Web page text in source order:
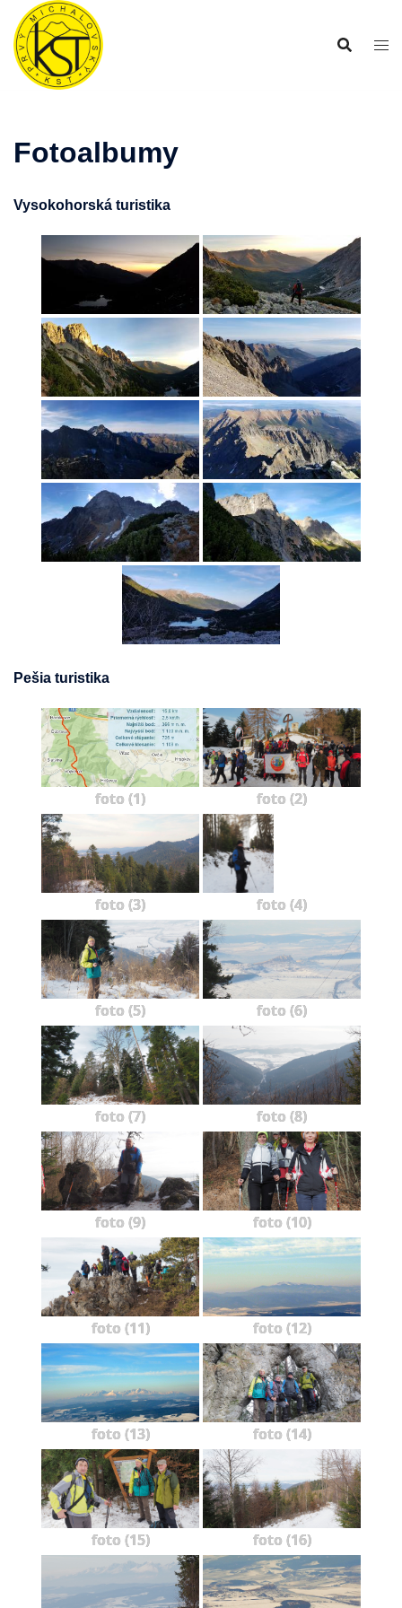
Preskočiť
obsah
Fotoalbumy
Vysokohorská turistika
Pešia turistika
foto (1) foto (2)
foto (3) foto (4)
foto (5) foto (6)
foto (7) foto (8)
foto (9) foto (10)
foto (11) foto (12)
foto (13) foto (14)
foto (15) foto (16)